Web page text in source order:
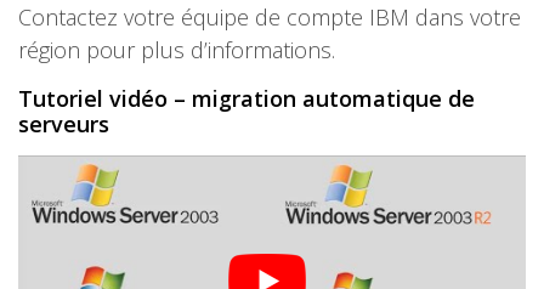
Contactez votre équipe de compte IBM dans votre
région pour plus d’informations.
Tutoriel vidéo – migration automatique de
serveurs